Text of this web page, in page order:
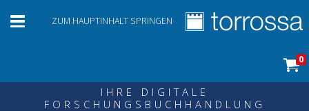
ZUM HAUPTINHALT SPRINGEN
0
IHRE DIGITALE
FORSCHUNGSBUCHHANDLUNG